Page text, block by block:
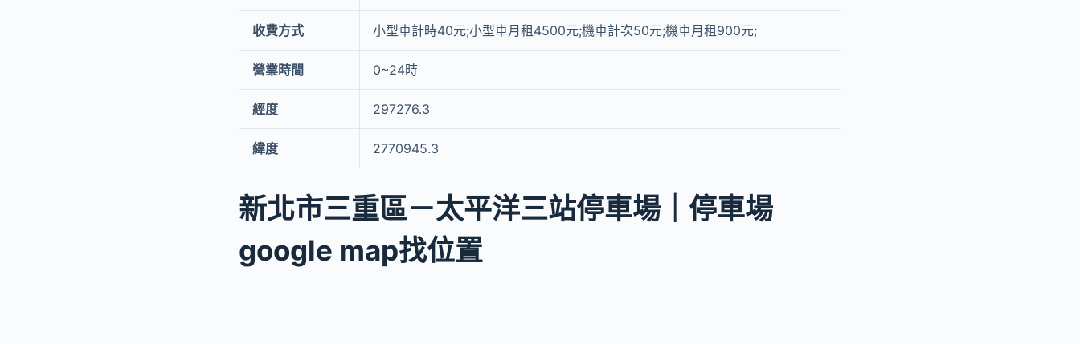
收費方式 小型車計時40元;小型車月租4500元;機車計次50元;機車月租900元;
營業時間 0~24時
經度 297276.3
緯度 2770945.3
新北市三重區－太平洋三站停車場｜停車場
google map找位置